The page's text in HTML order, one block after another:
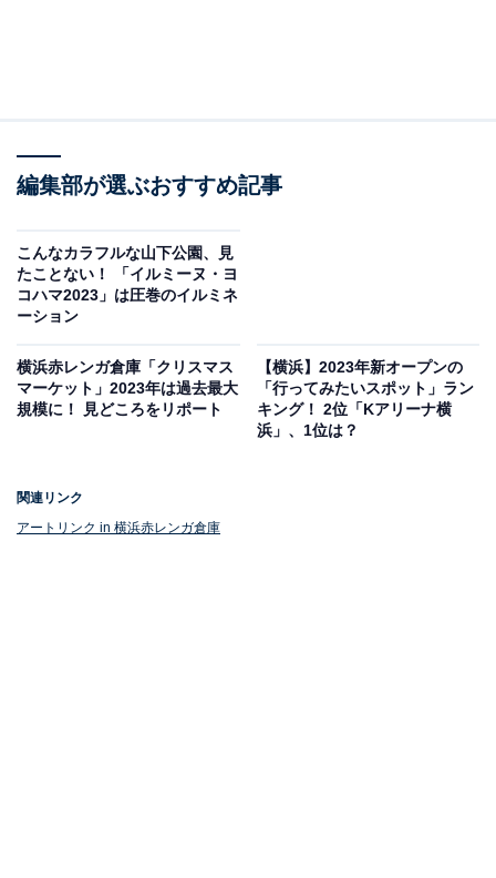
フィンガーペインティングで作品を描く、ビビ・レイさん
するポルトガル系中国人のアーティスト、ビビ・レイさ
んによるイラストがリンクを彩っています。
指で描かれ（フィンガーペインティング）、全ての作品
に女の子が登場。「アートリンク」では5人の女の子た
編集部が選ぶおすすめ記事
こんなカラフルな山下公園、見
たことない！ 「イルミーヌ・ヨ
コハマ2023」は圧巻のイルミネ
ーション
横浜赤レンガ倉庫「クリスマス
マーケット」2023年は過去最大
規模に！ 見どころをリポート
【横浜】2023年新オープンの
「行ってみたいスポット」ラン
キング！ 2位「Kアリーナ横
浜」、1位は？
関連リンク
アートリンク in 横浜赤レンガ倉庫